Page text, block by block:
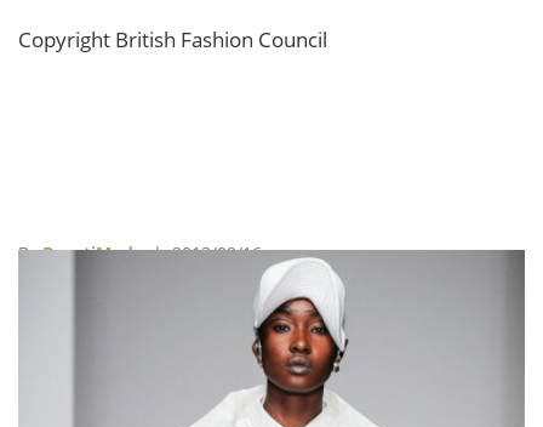
Copyright British Fashion Council
ByBeautiMode| 2013/09/16